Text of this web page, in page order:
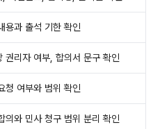
용과 출석 기한 확인
권리자 여부, 합의서 문구 확인
청 여부와 범위 확인
의와 민사 청구 범위 분리 확인